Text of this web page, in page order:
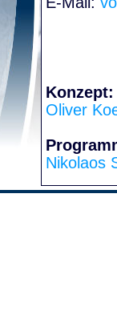
Konzept:
Oliver
Nikolaos